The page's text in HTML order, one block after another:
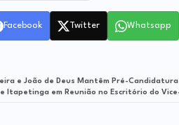
Facebook Twitter Whatsapp
e João de Deus Mantêm Pré-
Itapetinga em Reunião no Escritório do